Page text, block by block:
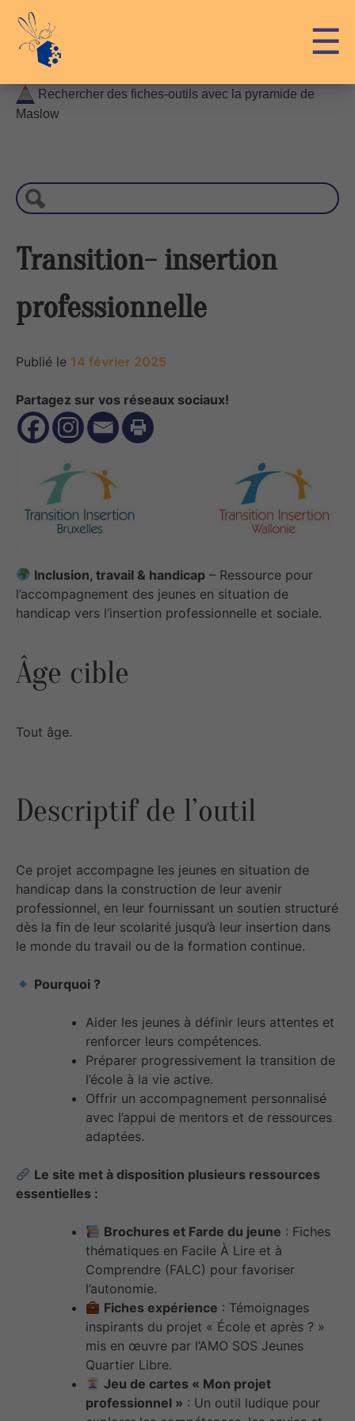
content
☰
Rechercher des fiches-outils avec la pyramide de
Maslow
c
h
r
c
e
Transition- insertion
professionnelle
Publié le 14 février 2025
Partagez sur vos réseaux sociaux!
Inclusion, travail & handicap – Ressource pour
l’accompagnement des jeunes en situation de
handicap vers l’insertion professionnelle et sociale.
Âge cible
Tout âge.
Descriptif de l’outil
Ce projet accompagne les jeunes en situation de
handicap dans la construction de leur avenir
professionnel, en leur fournissant un soutien structuré
dès la fin de leur scolarité jusqu’à leur insertion dans
le monde du travail ou de la formation continue.
Pourquoi ?
Aider les jeunes à définir leurs attentes et
renforcer leurs compétences.
Préparer progressivement la transition de
l’école à la vie active.
Offrir un accompagnement personnalisé
avec l’appui de mentors et de ressources
adaptées.
Le site met à disposition plusieurs ressources
essentielles :
Brochures et Farde du jeune : Fiches
thématiques en Facile À Lire et à
Comprendre (FALC) pour favoriser
l’autonomie.
Fiches expérience : Témoignages
inspirants du projet « École et après ? »
mis en œuvre par l’AMO SOS Jeunes
Quartier Libre.
Jeu de cartes « Mon projet
professionnel » : Un outil ludique pour